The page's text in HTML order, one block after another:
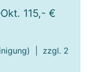
115,- €
| zzgl. 2